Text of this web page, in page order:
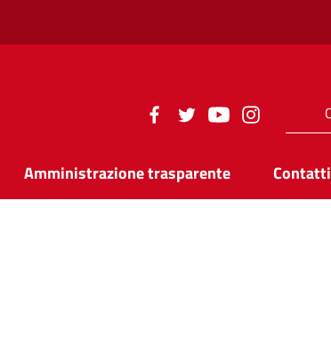
Amministrazione trasparente Contatti